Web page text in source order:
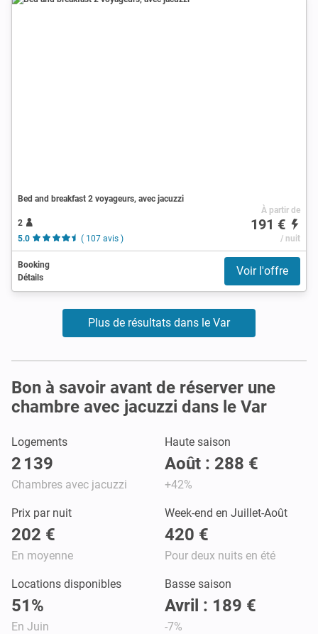
Bed and breakfast 2 voyageurs, avec jacuzzi
2
5.0
( 107 avis )
À partir de
191 €
/ nuit
Booking
Détails
Voir l'offre
Plus de résultats dans le Var
Bon à savoir avant de réserver une
chambre avec jacuzzi dans le Var
Logements
2 139
Chambres avec jacuzzi
Haute saison
Août : 288 €
+42%
Prix par nuit
202 €
En moyenne
Week-end en Juillet-Août
420 €
Pour deux nuits en été
Locations disponibles
51%
En Juin
Basse saison
Avril : 189 €
-7%